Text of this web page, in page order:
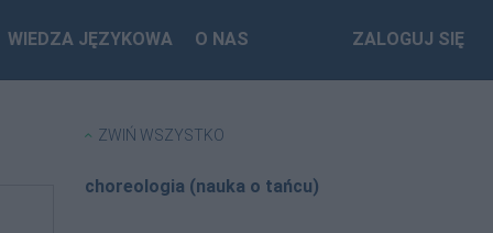
WIEDZA JĘZYKOWA O NAS ZALOGUJ SIĘ
ZWIŃ WSZYSTKO
choreologia (nauka o tańcu)